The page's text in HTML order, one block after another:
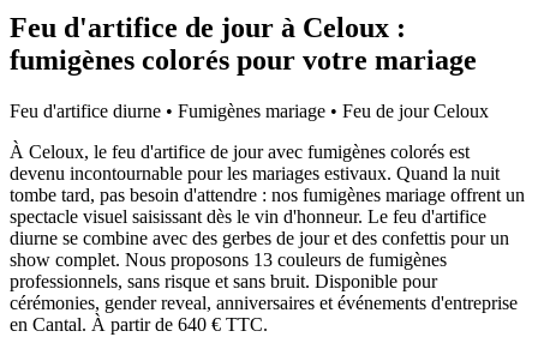
Feu d'artifice de jour à Celoux :
fumigènes colorés pour votre mariage
Feu d'artifice diurne • Fumigènes mariage • Feu de jourCeloux
À Celoux, le feu d'artifice de jour avec fumigènes colorés est
devenu incontournable pour les mariages estivaux. Quand la nuit
tombe tard, pas besoin d'attendre : nos fumigènes mariage offrent un
spectacle visuel saisissant dès le vin d'honneur. Le feu d'artifice
diurne se combine avec des gerbes de jour et des confettis pour un
show complet. Nous proposons 13 couleurs de fumigènes
professionnels, sans risque et sans bruit. Disponible pour
cérémonies, gender reveal, anniversaires et événements d'entreprise
en Cantal. À partir de 640 € TTC.